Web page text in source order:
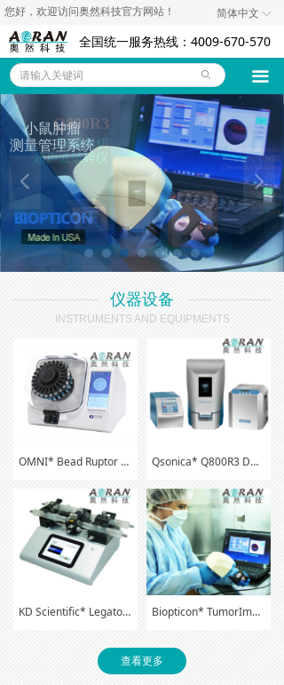
全国统一服务热线：4009-670-570
ꄙ
您好，欢迎访问奥然科技官方网站！
끀
奥然首页
仪器设备
耗材试剂
技术资料
代理品牌
关于我们
诚聘英才
ꀅ
简体中文
仪器设备
INSTRUMENTS AND EQUIPMENTS
OMNI* Bead Ruptor Elite多功能生物样品均质器 Qsonica* Q800R3 DNA剪切超声波破碎仪——中国独家代理
KD Scientific* Legato系列注射泵 Biopticon* TumorImager 2小动物肿瘤测量管理系统
查看更多
DNA shearing for
NGS
Chromatin shearing
ChIP
ChIP-seq
RNA-seq
Protein extraction
Cell lysis
DNA剪切
超声波破碎仪
Q800R3
小鼠肿瘤
测量管理系统
넳 넲